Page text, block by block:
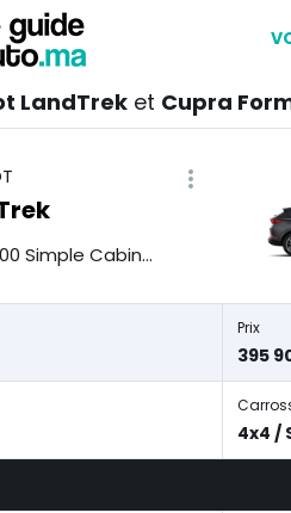
LandTrek et Cupra
2,2 TD 200 Simple Cabine 4x2 Pro
Prix
395
4x4 /